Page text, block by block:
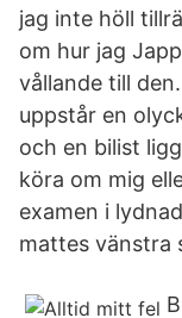
jag inte höll
om hur jag
vållande till
uppstår en
och en bilist
köra om mig
examen i
mattes vänstra